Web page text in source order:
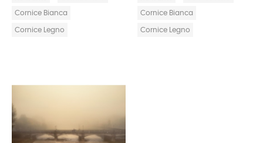
Cornice Bianca
Cornice Legno
Cornice Bianca
Cornice Legno